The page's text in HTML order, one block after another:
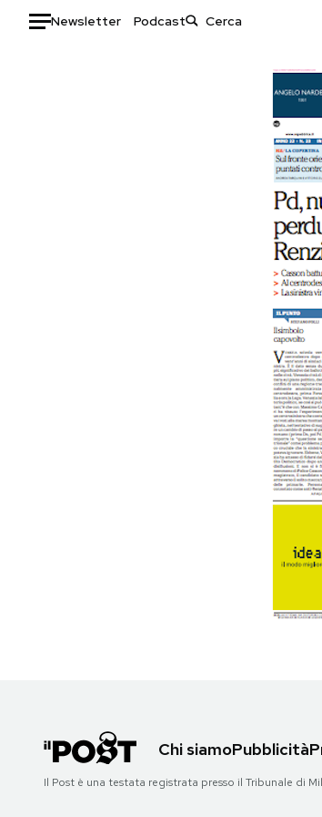
Newsletter Podcast
Consumismi
Storie/Idee
Ok Boomer!
Altrecose
Mondiali calcio
AREA PERSONALE
Area Personale
Chi siamoPubblicità
Il Post è una testata registrata presso il Tribunale di